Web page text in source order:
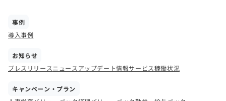
事例
導入事例
お知らせ
プレスリリースニュース アップデート情報サービス稼働状況
キャンペーン・プラン